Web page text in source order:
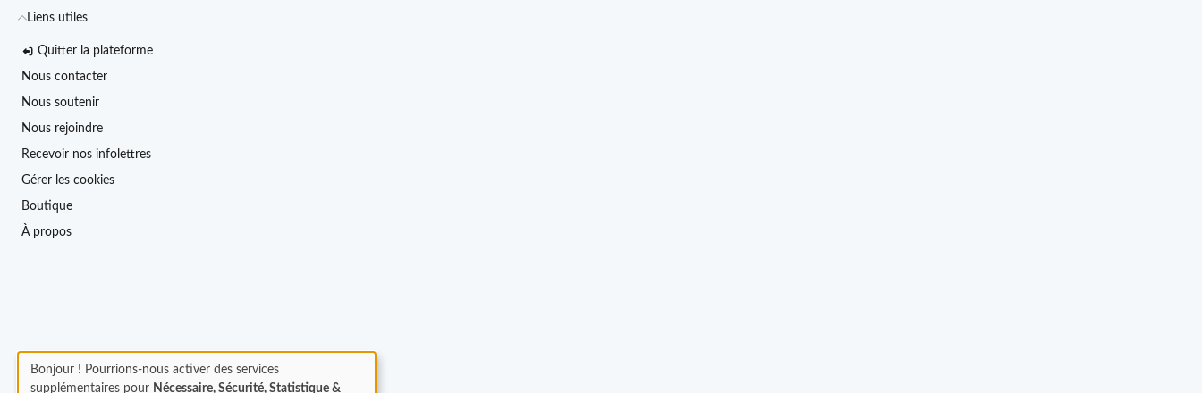
Liens utiles
Quitter la plateforme
Nous contacter
Nous soutenir
Nous rejoindre
Recevoir nos infolettres
Gérer les cookies
Boutique
À propos
Bonjour ! Pourrions-nous activer des services
supplémentaires pour Nécessaire, Sécurité, Statistique &